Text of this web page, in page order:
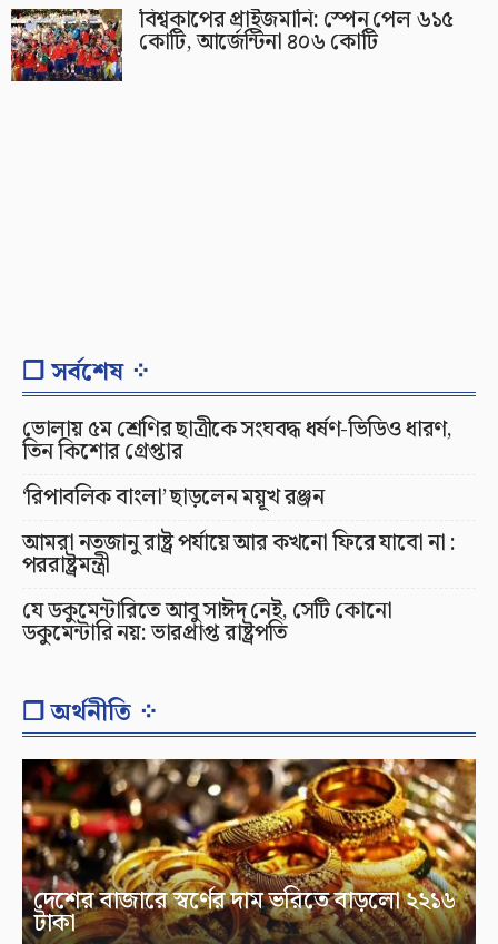
বিশ্বকাপের প্রাইজমানি: স্পেন পেল ৬১৫
কোটি, আর্জেন্টিনা ৪০৬ কোটি
❐ সর্বশেষ ⁘
ভোলায় ৫ম শ্রেণির ছাত্রীকে সংঘবদ্ধ ধর্ষণ-ভিডিও ধারণ,
তিন কিশোর গ্রেপ্তার
‘রিপাবলিক বাংলা’ ছাড়লেন ময়ূখ রঞ্জন
আমরা নতজানু রাষ্ট্র পর্যায়ে আর কখনো ফিরে যাবো না :
পররাষ্ট্রমন্ত্রী
যে ডকুমেন্টারিতে আবু সাঈদ নেই, সেটি কোনো
ডকুমেন্টারি নয়: ভারপ্রাপ্ত রাষ্ট্রপতি
❐ অর্থনীতি ⁘
দেশের বাজারে স্বর্ণের দাম ভরিতে বাড়লো ২২১৬
টাকা